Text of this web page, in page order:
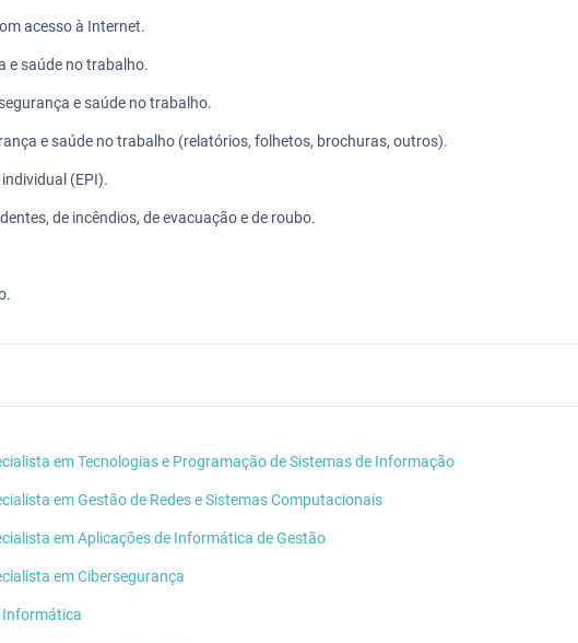
acesso à Internet.
e saúde no trabalho.
e saúde no trabalho.
e saúde no trabalho (relatórios, folhetos, brochuras, outros).
(EPI).
de incêndios, de evacuação e de roubo.
em Tecnologias e Programação de Sistemas de Informação
em Gestão de Redes e Sistemas Computacionais
em Aplicações de Informática de Gestão
em Cibersegurança
Informática